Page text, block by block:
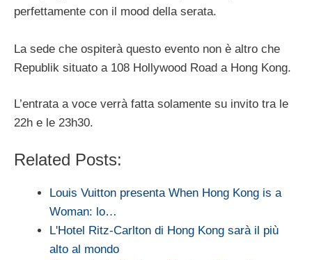
perfettamente con il mood della serata.
La sede che ospiterà questo evento non è altro che
Republik situato a 108 Hollywood Road a Hong Kong.
L’entrata a voce verrà fatta solamente su invito tra le
22h e le 23h30.
Related Posts:
Louis Vuitton presenta When Hong Kong is a
Woman: lo…
L'Hotel Ritz-Carlton di Hong Kong sarà il più
alto al mondo